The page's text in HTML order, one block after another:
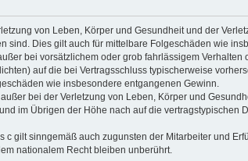
von Leben, Körper und Gesundheit und der
sind. Dies gilt auch für mittelbare Folgeschäden wie
bei vorsätzlichem oder grob fahrlässigem
auf die bei Vertragsschluss typischerweise
wie insbesondere entgangenen Gewinn.
bei der Verletzung von Leben, Körper und
im Übrigen der Höhe nach auf die
c gilt sinngemäß auch zugunsten der Mitarbeiter und
nationalem Recht bleiben unberührt.